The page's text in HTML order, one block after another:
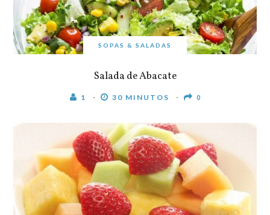
SOPAS & SALADAS
Salada de Abacate
1 30 MINUTOS 0